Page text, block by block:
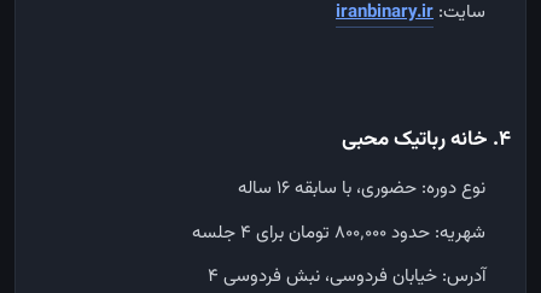
سایت: iranbinary.ir
۴. خانه رباتیک محبی
نوع دوره: حضوری، با سابقه ۱۶ ساله
شهریه: حدود ۸۰۰٬۰۰۰ تومان برای ۴ جلسه
آدرس: خیابان فردوسی، نبش فردوسی ۴